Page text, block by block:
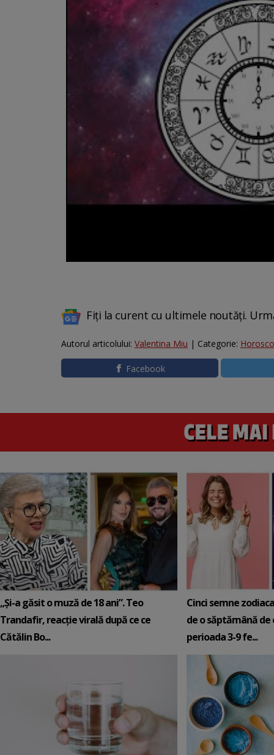
Fiți la curent cu ultimele noutăți.
Autorul articolului: Valentina Miu | Categorie:
Facebook
„Și-a găsit o muză de 18 ani”. Teo
Trandafir, reacție virală după ce ce
Cătălin Bo...
Cinci semne
de o săptămână de
perioada 3-9 fe...